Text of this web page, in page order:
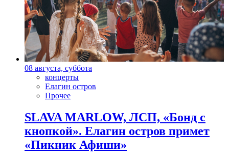
08 августа, суббота
концерты
Елагин остров
Прочее
SLAVA MARLOW, ЛСП, «Бонд с
кнопкой». Елагин остров примет
«Пикник Афиши»